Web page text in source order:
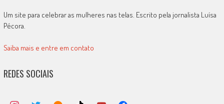
Um site para celebrar as mulheres nas telas. Escrito pela jornalista Luísa
Pécora.
Saiba mais e entre em contato
REDES SOCIAIS